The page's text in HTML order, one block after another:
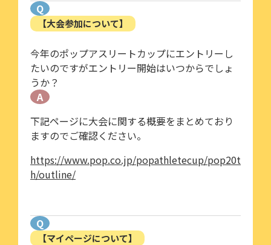
Q
【大会参加について】
今年のポップアスリートカップにエントリーし
たいのですがエントリー開始はいつからでしょ
うか？
A
下記ページに大会に関する概要をまとめており
ますのでご確認ください。
https://www.pop.co.jp/popathletecup/pop20t
h/outline/
Q
【マイページについて】